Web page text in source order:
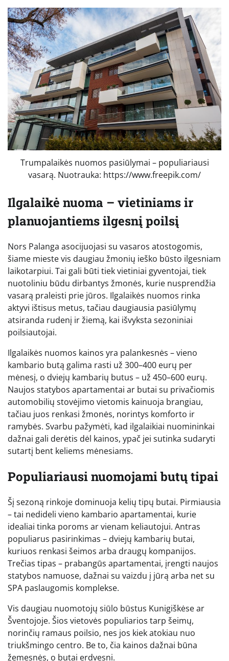
Trumpalaikės nuomos pasiūlymai – populiariausi
vasarą. Nuotrauka: https://www.freepik.com/
Ilgalaikė nuoma – vietiniams ir
planuojantiems ilgesnį poilsį
Nors Palanga asocijuojasi su vasaros atostogomis,
šiame mieste vis daugiau žmonių ieško būsto ilgesniam
laikotarpiui. Tai gali būti tiek vietiniai gyventojai, tiek
nuotoliniu būdu dirbantys žmonės, kurie nusprendžia
vasarą praleisti prie jūros. Ilgalaikės nuomos rinka
aktyvi ištisus metus, tačiau daugiausia pasiūlymų
atsiranda rudenį ir žiemą, kai išvyksta sezoniniai
poilsiautojai.
Ilgalaikės nuomos kainos yra palankesnės – vieno
kambario butą galima rasti už 300–400 eurų per
mėnesį, o dviejų kambarių butus – už 450–600 eurų.
Naujos statybos apartamentai ar butai su privačiomis
automobilių stovėjimo vietomis kainuoja brangiau,
tačiau juos renkasi žmonės, norintys komforto ir
ramybės. Svarbu pažymėti, kad ilgalaikiai nuomininkai
dažnai gali derėtis dėl kainos, ypač jei sutinka sudaryti
sutartį bent keliems mėnesiams.
Populiariausi nuomojami butų tipai
Šį sezoną rinkoje dominuoja kelių tipų butai. Pirmiausia
– tai nedideli vieno kambario apartamentai, kurie
idealiai tinka poroms ar vienam keliautojui. Antras
populiarus pasirinkimas – dviejų kambarių butai,
kuriuos renkasi šeimos arba draugų kompanijos.
Trečias tipas – prabangūs apartamentai, įrengti naujos
statybos namuose, dažnai su vaizdu į jūrą arba net su
SPA paslaugomis komplekse.
Vis daugiau nuomotojų siūlo būstus Kunigiškėse ar
Šventojoje. Šios vietovės populiarios tarp šeimų,
norinčių ramaus poilsio, nes jos kiek atokiau nuo
triukšmingo centro. Be to, čia kainos dažnai būna
žemesnės, o butai erdvesni.